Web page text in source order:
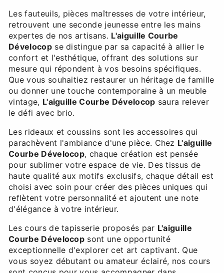
Les fauteuils, pièces maîtresses de votre intérieur,
retrouvent une seconde jeunesse entre les mains
expertes de nos artisans. L'aiguille Courbe
Dévelocopse distingue par sa capacité à allier le
confort et l'esthétique, offrant des solutions sur
mesure qui répondent à vos besoins spécifiques.
Que vous souhaitiez restaurer un héritage de famille
ou donner une touche contemporaine à un meuble
vintage, L'aiguille Courbe Dévelocop saura relever
le défi avec brio.
Les rideaux et coussins sont les accessoires qui
parachèvent l'ambiance d'une pièce. Chez L'aiguille
Courbe Dévelocop, chaque création est pensée
pour sublimer votre espace de vie. Des tissus de
haute qualité aux motifs exclusifs, chaque détail est
choisi avec soin pour créer des pièces uniques qui
reflètent votre personnalité et ajoutent une note
d'élégance à votre intérieur.
Les cours de tapisserie proposés par L'aiguille
Courbe Dévelocop sont une opportunité
exceptionnelle d'explorer cet art captivant. Que
vous soyez débutant ou amateur éclairé, nos cours